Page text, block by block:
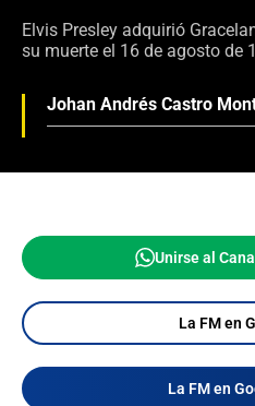
Elvis Presley adquirió
su muerte el 16 de agosto de
Johan Andrés Castro
Unirse al
La FM en
La FM en